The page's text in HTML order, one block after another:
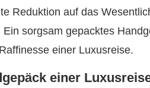
Reduktion auf das
sorgsam gepacktes
einer Luxusreise.
einer